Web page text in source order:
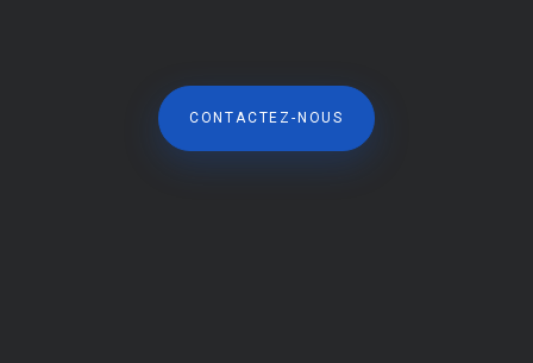
CONTACTEZ-NOUS